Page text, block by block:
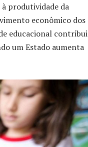
à produtividade da
econômico dos
educacional contribui
um Estado aumenta